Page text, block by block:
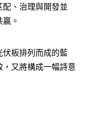
、治理與開發並
。
板排列而成的藍
又將構成一幅詩意